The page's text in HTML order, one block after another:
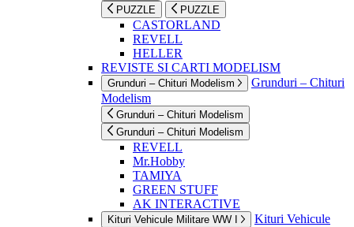
PUZZLE PUZZLE
CASTORLAND
REVELL
HELLER
REVISTE SI CARTI MODELISM
Grunduri – Chituri Modelism
Grunduri – Chituri
Modelism
Grunduri – Chituri Modelism
Grunduri – Chituri Modelism
REVELL
Mr.Hobby
TAMIYA
GREEN STUFF
AK INTERACTIVE
Kituri Vehicule Militare WW I
Kituri Vehicule